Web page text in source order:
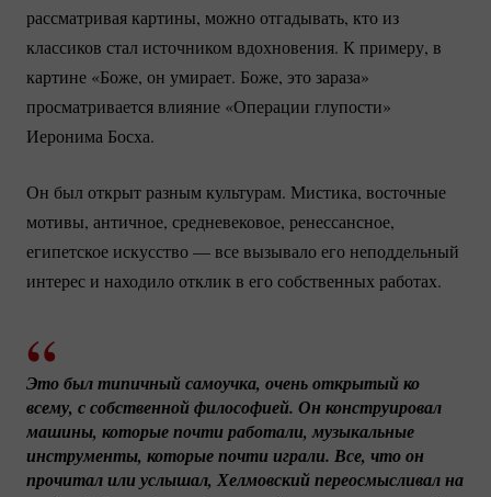
рассматривая картины, можно отгадывать, кто из
классиков стал источником вдохновения. К примеру, в
картине «Боже, он умирает. Боже, это зараза»
просматривается влияние «Операции глупости»
Иеронима Босха.
Он был открыт разным культурам. Мистика, восточные
мотивы, античное, средневековое, ренессансное,
египетское искусство — все вызывало его неподдельный
интерес и находило отклик в его собственных работах.
Это был типичный самоучка, очень открытый ко
всему, с собственной философией. Он конструировал
машины, которые почти работали, музыкальные
инструменты, которые почти играли. Все, что он
прочитал или услышал, Хелмовский переосмысливал на